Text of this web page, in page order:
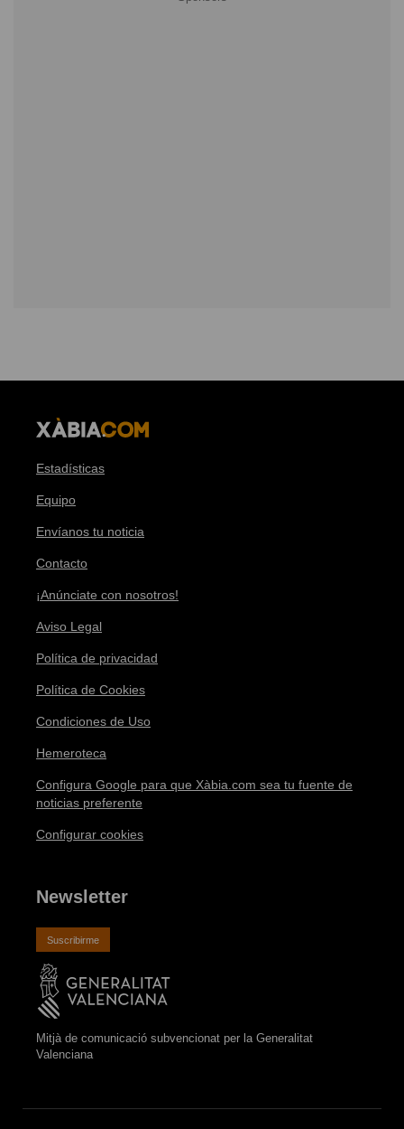
Estadísticas
Equipo
Envíanos tu noticia
Contacto
¡Anúnciate con nosotros!
Aviso Legal
Política de privacidad
Política de Cookies
Condiciones de Uso
Hemeroteca
Configura Google para que Xàbia.com sea tu fuente de
noticias preferente
Configurar cookies
Newsletter
Suscribirme
Mitjà de comunicació subvencionat per la Generalitat
Valenciana